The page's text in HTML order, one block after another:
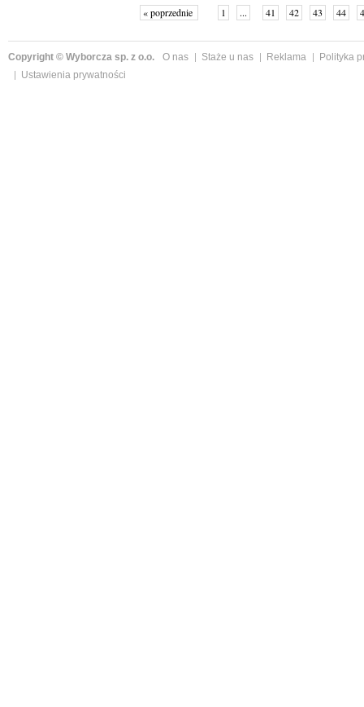
« poprzednie 1 ... 41 42 43 44
Copyright © Wyborcza sp. z o.o. O nas Staże u nas Reklama
Polityka
Ustawienia prywatności